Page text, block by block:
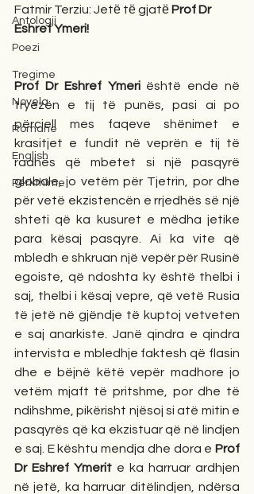
Antologji
Poezi
Tregime
Novela
Romane
English
Përkthime
Fatmir Terziu: Jetё tё gjatё Prof Dr
Eshref Ymeri!
Prof Dr Eshref Ymeri është ende në
tryezën e tij të punës, pasi ai po
përcjell mes faqeve shënimet e
krasitjet e fundit në veprën e tij të
radhës që mbetet si një pasqyrë
globale, jo vetëm për Tjetrin, por dhe
për vetë ekzistencën e rrjedhës së një
shteti që ka kusuret e mëdha jetike
para kësaj pasqyre. Ai ka vite që
mbledh e shkruan një vepër për Rusinë
egoiste, që ndoshta ky është thelbi i
saj, thelbi i kësaj vepre, që vetë Rusia
të jetë në gjëndje të kuptoj vetveten
e saj anarkiste. Janë qindra e qindra
intervista e mbledhje faktesh që flasin
dhe e bëjnë këtë vepër madhore jo
vetëm mjaft të pritshme, por dhe të
ndihshme, pikërisht njësoj si atë mitin e
pasqyrës që ka ekzistuar që në lindjen
e saj. E kështu mendja dhe dora e Prof
Dr Eshref Ymerit e ka harruar ardhjen
në jetë, ka harruar ditëlindjen, ndërsa